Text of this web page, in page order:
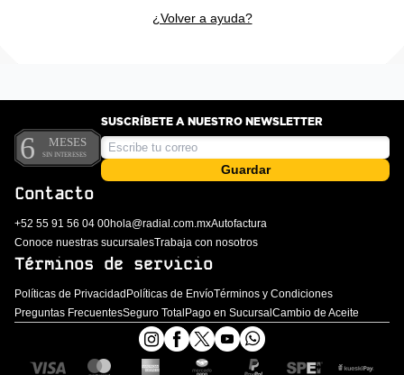
¿Volver a ayuda?
SUSCRÍBETE A NUESTRO NEWSLETTER
Guardar
Contacto
+52 55 91 56 04 00hola@radial.com.mxAutofactura
Conoce nuestras sucursalesTrabaja con nosotros
Términos de servicio
Políticas de Privacidad Políticas de EnvíoTérminos y Condiciones
Preguntas FrecuentesSeguro Total Pago en Sucursal Cambio de Aceite